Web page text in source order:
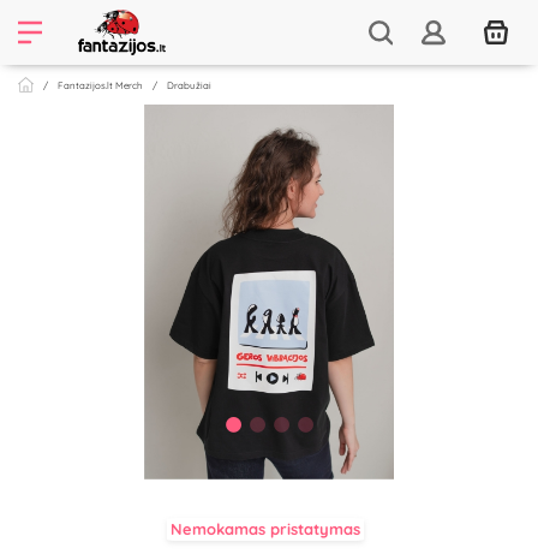
Fantazijos.lt Merch Drabužiai
Nemokamas pristatymas